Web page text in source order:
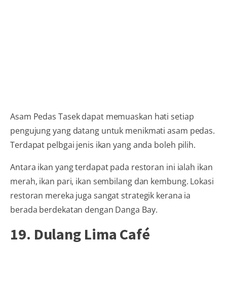
Asam Pedas Tasek dapat memuaskan hati setiap
pengujung yang datang untuk menikmati asam pedas.
Terdapat pelbgai jenis ikan yang anda boleh pilih.
Antara ikan yang terdapat pada restoran ini ialah ikan
merah, ikan pari, ikan sembilang dan kembung. Lokasi
restoran mereka juga sangat strategik kerana ia
berada berdekatan dengan Danga Bay.
19. Dulang Lima Café